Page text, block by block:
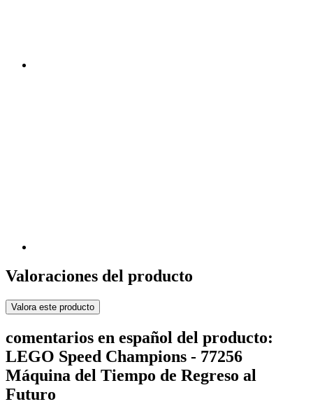
Valoraciones del producto
Valora este producto
comentarios en español del producto:
LEGO Speed Champions - 77256
Máquina del Tiempo de Regreso al
Futuro